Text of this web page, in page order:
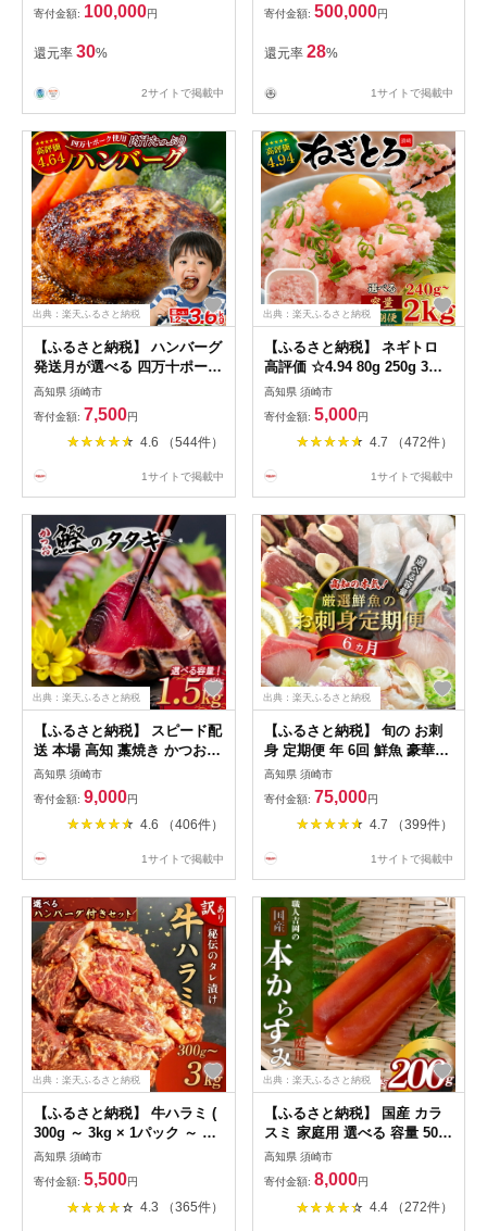
テナンス ( 定期点検 船底洗浄
船底塗装 など ) 陸地保管 揚
降 レンタルボート 釣り船 ク
ルージング ツアー 体験ツア
寄付金額: 100,000円
還元率 30%
2サイトで掲載中
寄付金額: 500,000円
還元率 28%
1サイトで掲載中
出典：楽天ふるさと納税
【ふるさと納税】 ハンバーグ
発送月が選べる 四万十ポーク
入り 200g x 6個 12個18個 選
べる容量 個包装 牛肉 合挽き
ジューシー 肉汁 ブランド 豚
冷凍 おかず 手軽 お弁当 つま
ギフトポーク 高知県 須崎市
高知県 須崎市
寄付金額: 7,500円
4.6 （544件）
1サイトで掲載中
出典：楽天ふるさと納税
【ふるさと納税】 ネギトロ
高評価 ☆4.94 80g 250g 3～
18 パック 240g ~ 2kg 冷凍
鮪 小分け 鮪 まぐろ キハダ
冷凍 小分け ネギトロ お手軽
寿司 鮨 スシ 鮓 ねぎとろ ね
簡単 便利 小分け 個包装 大容
高知県 須崎市
寄付金額: 5,000円
4.7 （472件）
1サイトで掲載中
出典：楽天ふるさと納税
【ふるさと納税】 スピード配
送 本場 高知 藁焼き かつお
タタキ 450g ～ 1.5kg 産地直
送 小島水産 新鮮 こだわり 逸
品 小分け 真空 個包装 高知
土佐 鰹 タタキ わら焼き かつ
かず 晩ごはん 刺身 新鮮 訳あ
高知県 須崎市
寄付金額: 9,000円
4.6 （406件）
1サイトで掲載中
出典：楽天ふるさと納税
【ふるさと納税】 旬の お刺
身 定期便 年 6回 鮮魚 豪華柵
新鮮 刺身 毎月 届く 半年 漬
け丼 鮮魚 真鯛 カンパチ ブリ
鰤 カツオ 鰹 かつおのたたき
かつおタタキ シマアジ 縞鯵
6ヶ月 チルド 冷蔵 お取り寄
わせ
高知県 須崎市
寄付金額: 75,000円
4.7 （399件）
1サイトで掲載中
出典：楽天ふるさと納税
【ふるさと納税】 牛ハラミ (
300g ～ 3kg × 1パック ～ 10
パック ) ハンバーグ ( 200g ×
5 ～ 10個 ) セット 選べる 内
容量 秘伝のタレ 牛肉 タレ漬
け 小分け お弁当 ハラミ肉 焼
高知県 須崎市
寄付金額: 5,500円
4.3 （365件）
出典：楽天ふるさと納税
【ふるさと納税】 国産 カラ
スミ 家庭用 選べる 容量 50g
100g 200g 職人吉岡の家庭用
からすみ おつまみ 魚卵 唐墨
日本酒 肴 珍味 高級珍味 お酒
食べ物 グルメ お祝い ギフト
高知県 須崎市
寄付金額: 8,000円
4.4 （272件）